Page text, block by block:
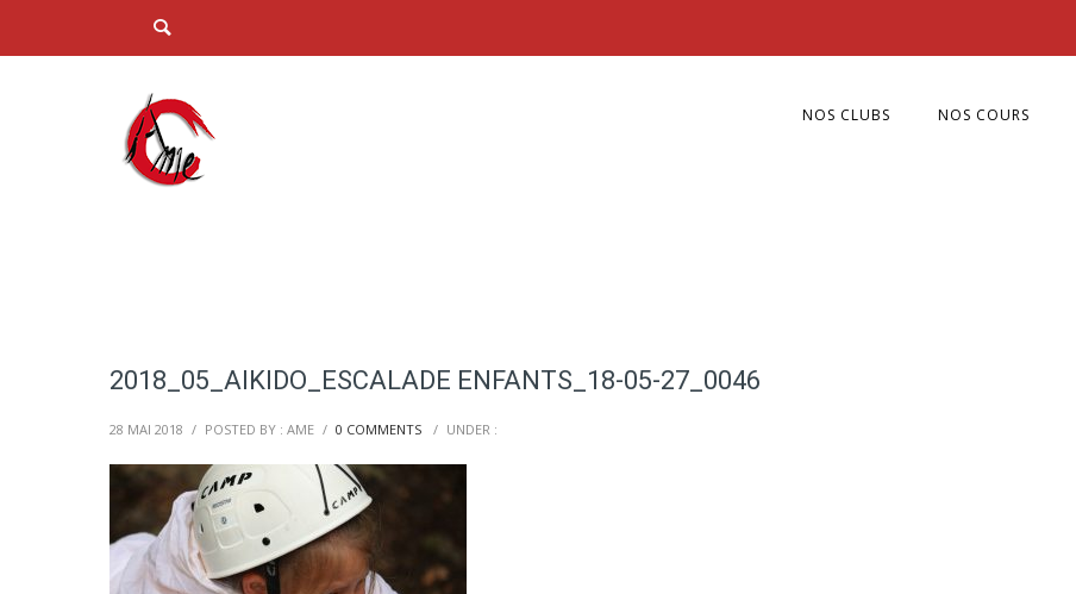
NOS CLUBS NOS COURS
2018_05_AIKIDO_ESCALADE ENFANTS_18-05-27_0046
28 MAI 2018 / POSTED BY : AME / 0 COMMENTS / UNDER :